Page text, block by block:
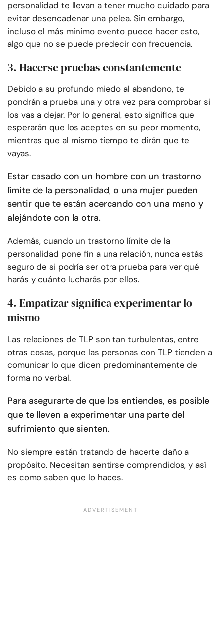
personalidad te llevan a tener mucho cuidado para
evitar desencadenar una pelea. Sin embargo,
incluso el más mínimo evento puede hacer esto,
algo que no se puede predecir con frecuencia.
3. Hacerse pruebas constantemente
Debido a su profundo miedo al abandono, te
pondrán a prueba una y otra vez para comprobar si
los vas a dejar. Por lo general, esto significa que
esperarán que los aceptes en su peor momento,
mientras que al mismo tiempo te dirán que te
vayas.
Estar casado con un hombre con un trastorno
límite de la personalidad, o una mujer pueden
sentir que te están acercando con una mano y
alejándote con la otra.
Además, cuando un trastorno límite de la
personalidad pone fin a una relación, nunca estás
seguro de si podría ser otra prueba para ver qué
harás y cuánto lucharás por ellos.
4. Empatizar significa experimentar lo
mismo
Las relaciones de TLP son tan turbulentas, entre
otras cosas, porque las personas con TLP tienden a
comunicar lo que dicen predominantemente de
forma no verbal.
Para asegurarte de que los entiendes, es posible
que te lleven a experimentar una parte del
sufrimiento que sienten.
No siempre están tratando de hacerte daño a
propósito. Necesitan sentirse comprendidos, y así
es como saben que lo haces.